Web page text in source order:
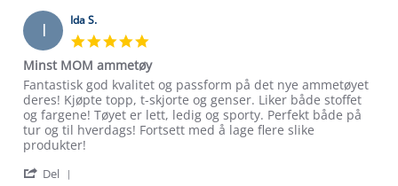
on
3
Jun
2022
I Ida S.
rating
Minst MOM ammetøy
Review
by
Ida
S.
on
Jul
review
stating
Minst
MOM
ammetøy
Fantastisk god kvalitet og passform på det nye ammetøyet
deres! Kjøpte topp, t-skjorte og genser. Liker både stoffet
og fargene! Tøyet er lett, ledig og sporty. Perfekt både på
tur og til hverdags! Fortsett med å lage flere slike
produkter!
Del
Kundeservice
Kontakt oss
Konkurransevinnere
Kundeklubb
Våre butikker
Etisk handel
Dyreetikk
1% til samfunnet
Inkludering
Materialer
Trelagsprinsippet barn
Alt du trenger til Norgesferien
Dette trenger du til barnehagen
Gravidklær
Hvordan velge riktig turtøy?